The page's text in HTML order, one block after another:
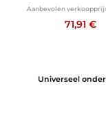
Aanbevolen
71,91 €
Universeel